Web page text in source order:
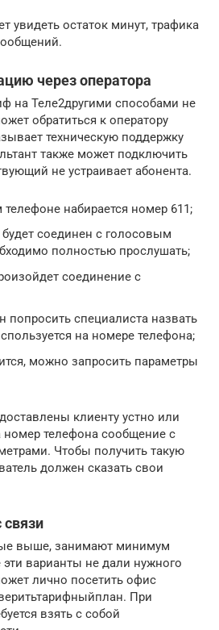
увидеть остаток минут, трафика
через оператора
на Теле2другими способами не
обратиться к оператору
техническую поддержку
также может подключить
не устраивает абонента.
набирается номер 611;
будет соединен с голосовым
полностью прослушать;
соединение с
попросить специалиста назвать
на номере телефона;
можно запросить параметры
клиенту устно или
номер телефона сообщение с
Чтобы получить такую
должен сказать свои
выше, занимают минимум
варианты не дали нужного
лично посетить офис
При
взять с собой